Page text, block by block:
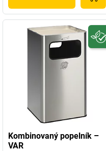
Kombinovaný popelník –
VAR